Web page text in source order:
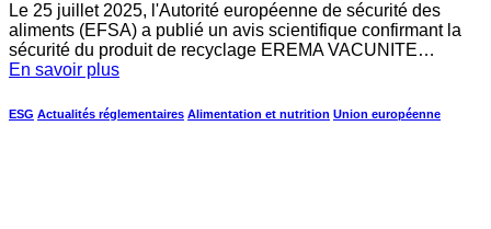
Le 25 juillet 2025, l'Autorité européenne de sécurité des
aliments (EFSA) a publié un avis scientifique confirmant la
sécurité du produit de recyclage EREMA VACUNITE…
En savoir plus
ESG Actualités réglementaires Alimentation et nutrition Union européenne